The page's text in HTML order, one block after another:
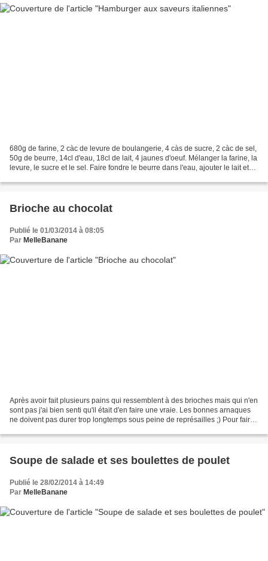
680g de farine, 2 càc de levure de boulangerie, 4 càs de sucre, 2 càc de sel,
50g de beurre, 14cl d'eau, 18cl de lait, 4 jaunes d'oeuf. Mélanger la farine, la
levure, le sucre et le sel. Faire fondre le beurre dans l'eau, ajouter le lait et
Brioche au chocolat
Publié le 01/03/2014 à 08:05
Par MelleBanane
Après avoir fait plusieurs pains qui ressemblent à des brioches mais qui n'en
sont pas j'ai bien senti qu'il était d'en faire une vraie. Les bonnes arnaques
ne doivent pas durer trop longtemps sous peine de représailles ;) Pour faire
Soupe de salade et ses boulettes de poulet
Publié le 28/02/2014 à 14:49
Par MelleBanane